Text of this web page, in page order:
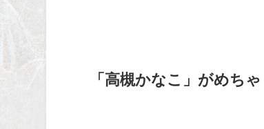
「高槻かなこ」がめち